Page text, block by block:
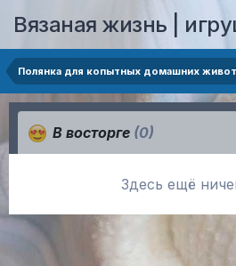
Вязаная жизнь |
Полянка для копытных домашних
В восторге (0)
Здесь ещё